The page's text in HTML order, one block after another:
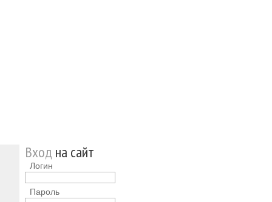
Вход на сайт
Логин
Пароль